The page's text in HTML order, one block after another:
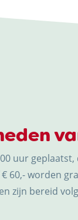
uur
€ 60,- worden
zijn bereid